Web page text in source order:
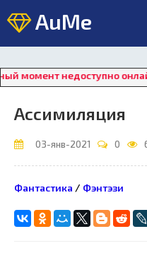
AuMe
недоступно онлайн
Ассимиляция
03-янв-2021 0
Фантастика / Фэнтэзи